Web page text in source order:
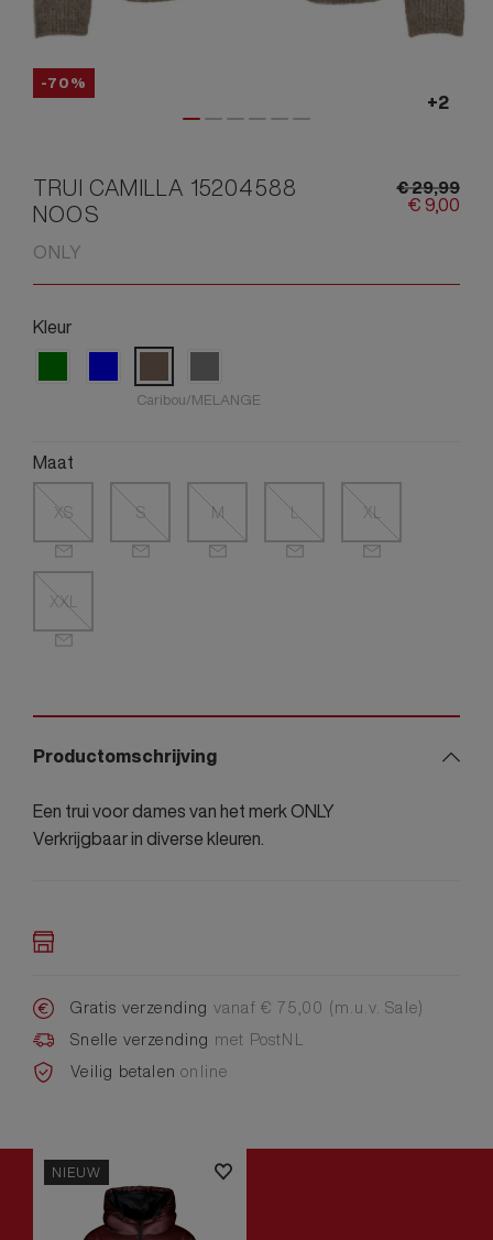
-70%
TRUI CAMILLA 15204588
NOOS
ONLY
€29,99
€9,00
Kleur
Caribou/MELANGE
Maat
XS S M L XL
XXL
Productomschrijving
Een trui voor dames van het merk ONLY
Verkrijgbaar in diverse kleuren.
Gratis verzending vanaf € 75,00 (m.u.v. Sale)
Snelle verzending met PostNL
Veilig betalenonline
NIEUW